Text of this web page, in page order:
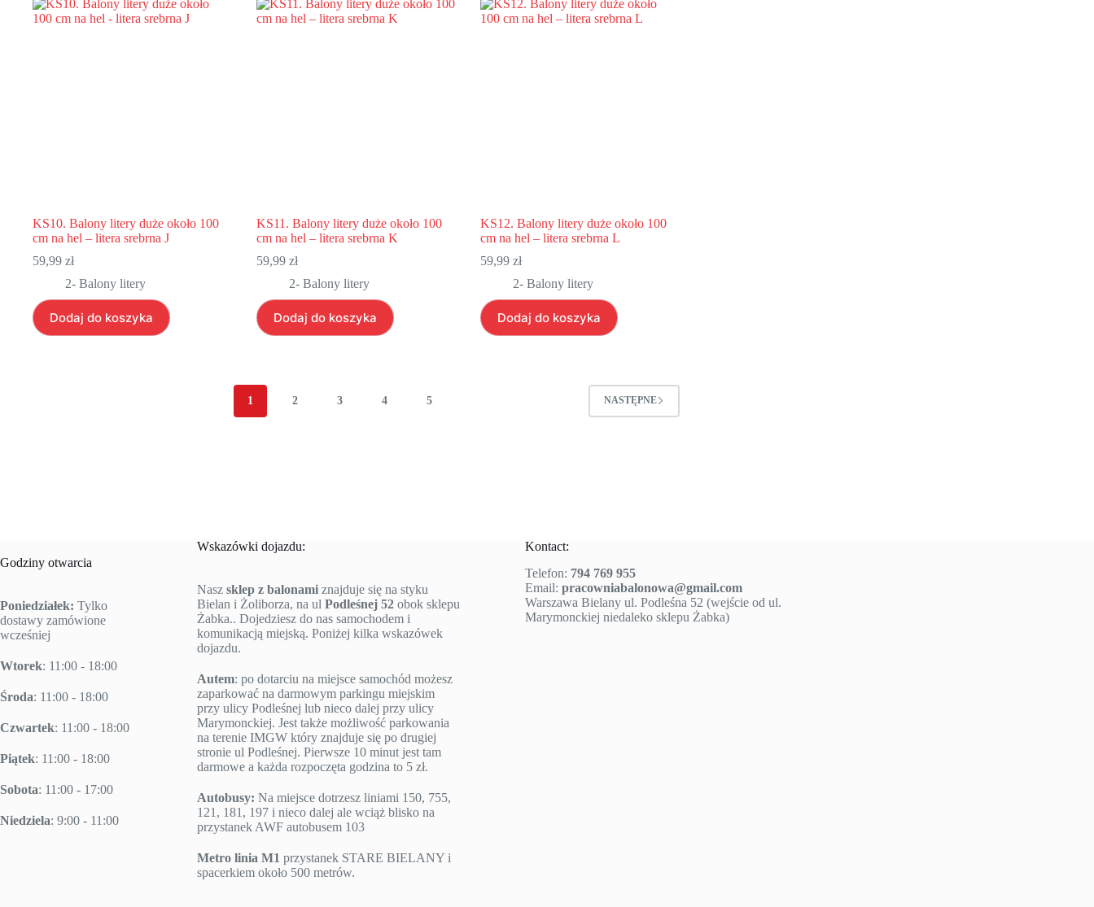
KS10. Balony litery duże około 100
cm na hel – litera srebrna J
59,99 zł
2- Balony litery
Dodaj do koszyka
KS11. Balony litery duże około 100
cm na hel – litera srebrna K
59,99 zł
2- Balony litery
Dodaj do koszyka
KS12. Balony litery duże około 100
cm na hel – litera srebrna L
59,99 zł
2- Balony litery
Dodaj do koszyka
1 2 3 4 5 NASTĘPNE
Godziny otwarcia
Poniedziałek: Tylko
dostawy zamówione
wcześniej
Wtorek: 11:00 - 18:00
Środa: 11:00 - 18:00
Czwartek: 11:00 - 18:00
Piątek: 11:00 - 18:00
Sobota: 11:00 - 17:00
Niedziela: 9:00 - 11:00
Wskazówki dojazdu:
Nasz sklep z balonamiznajduje się na styku
Bielan i Żoliborza, na ul Podleśnej 52obok sklepu
Żabka.. Dojedziesz do nas samochodem i
komunikacją miejską. Poniżej kilka wskazówek
dojazdu.
Autem: po dotarciu na miejsce samochód możesz
zaparkować na darmowym parkingu miejskim
przy ulicy Podleśnej lub nieco dalej przy ulicy
Marymonckiej. Jest także możliwość parkowania
na terenie IMGW który znajduje się po drugiej
stronie ul Podleśnej. Pierwsze 10 minut jest tam
darmowe a każda rozpoczęta godzina to 5 zł.
Autobusy: Na miejsce dotrzesz liniami 150, 755,
121, 181, 197 i nieco dalej ale wciąż blisko na
przystanek AWF autobusem 103
Metro linia M1 przystanek STARE BIELANY i
spacerkiem około 500 metrów.
Kontact:
Telefon: 794 769 955
Email: pracowniabalonowa@gmail.com
Warszawa Bielany ul. Podleśna 52 (wejście od ul.
Marymonckiej niedaleko sklepu Żabka)